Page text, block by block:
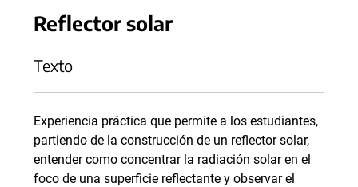
Reflector solar
Texto
Experiencia práctica que permite a los estudiantes,
partiendo de la construcción de un reflector solar,
entender como concentrar la radiación solar en el
foco de una superficie reflectante y observar el